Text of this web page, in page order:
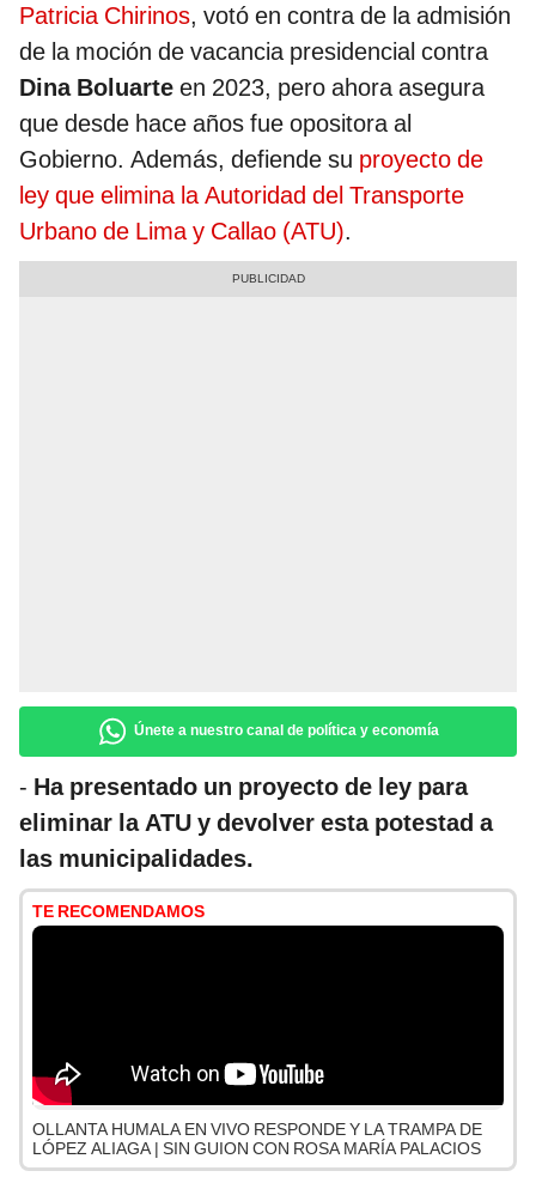
Patricia Chirinos, votó en contra de la admisión
de la moción de vacancia presidencial contra
Dina Boluarte en 2023, pero ahora asegura
que desde hace años fue opositora al
Gobierno. Además, defiende su proyecto de
ley que elimina la Autoridad del Transporte
Urbano de Lima y Callao (ATU).
Únete a nuestro canal de política y economía
- Ha presentado un proyecto de ley para
eliminar la ATU y devolver esta potestad a
las municipalidades.
TE RECOMENDAMOS
OLLANTA HUMALA EN VIVO RESPONDE Y LA TRAMPA DE
LÓPEZ ALIAGA | SIN GUION CON ROSA MARÍA PALACIOS